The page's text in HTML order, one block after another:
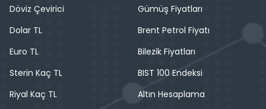
Döviz Çevirici
Dolar TL
Euro TL
Sterin Kaç TL
Riyal Kaç TL
Gümüş Fiyatları
Brent Petrol Fiyatı
Bilezik Fiyatları
BIST 100 Endeksi
Altın Hesaplama